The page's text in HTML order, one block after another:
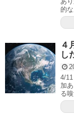
的
４
し
4/
加
る